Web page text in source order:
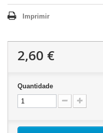
Imprimir
2,60 €
Quantidade